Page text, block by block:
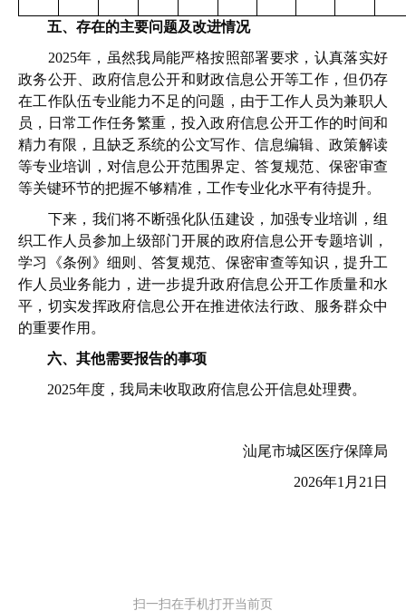
五、存在的主要问题及改进情况
2025年，虽然我局能严格按照部署要求，认真落实好
政务公开、政府信息公开和财政信息公开等工作，但仍存
在工作队伍专业能力不足的问题，由于工作人员为兼职人
员，日常工作任务繁重，投入政府信息公开工作的时间和
精力有限，且缺乏系统的公文写作、信息编辑、政策解读
等专业培训，对信息公开范围界定、答复规范、保密审查
等关键环节的把握不够精准，工作专业化水平有待提升。
下来，我们将不断强化队伍建设，加强专业培训，组
织工作人员参加上级部门开展的政府信息公开专题培训，
学习《条例》细则、答复规范、保密审查等知识，提升工
作人员业务能力，进一步提升政府信息公开工作质量和水
平，切实发挥政府信息公开在推进依法行政、服务群众中
的重要作用。
六、其他需要报告的事项
2025年度，我局未收取政府信息公开信息处理费。
汕尾市城区医疗保障局
2026年1月21日
扫一扫在手机打开当前页